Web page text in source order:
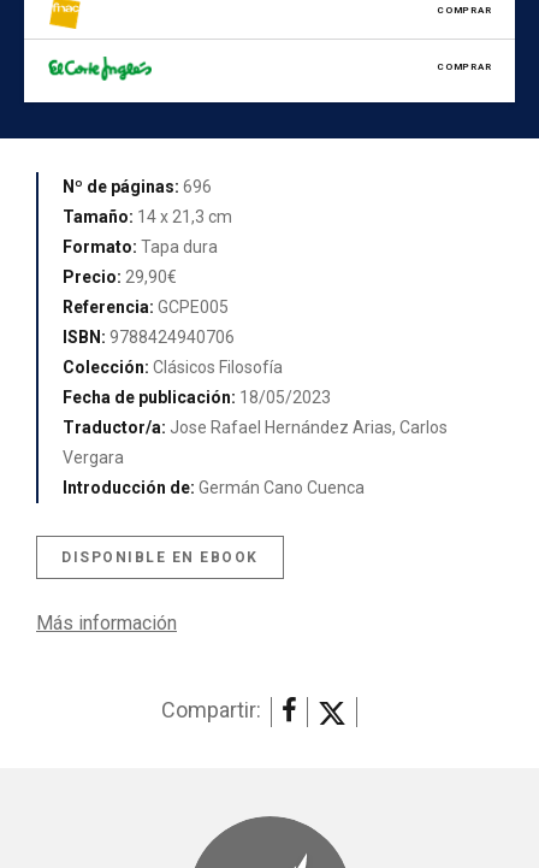
COMPRAR
COMPRAR
Nº de páginas: 696
Tamaño: 14 x 21,3 cm
Formato: Tapa dura
Precio: 29,90€
Referencia: GCPE005
ISBN: 9788424940706
Colección: Clásicos Filosofía
Fecha de publicación: 18/05/2023
Traductor/a: Jose Rafael Hernández Arias, Carlos
Vergara
Introducción de: Germán Cano Cuenca
DISPONIBLE EN EBOOK
Más información
Compartir: